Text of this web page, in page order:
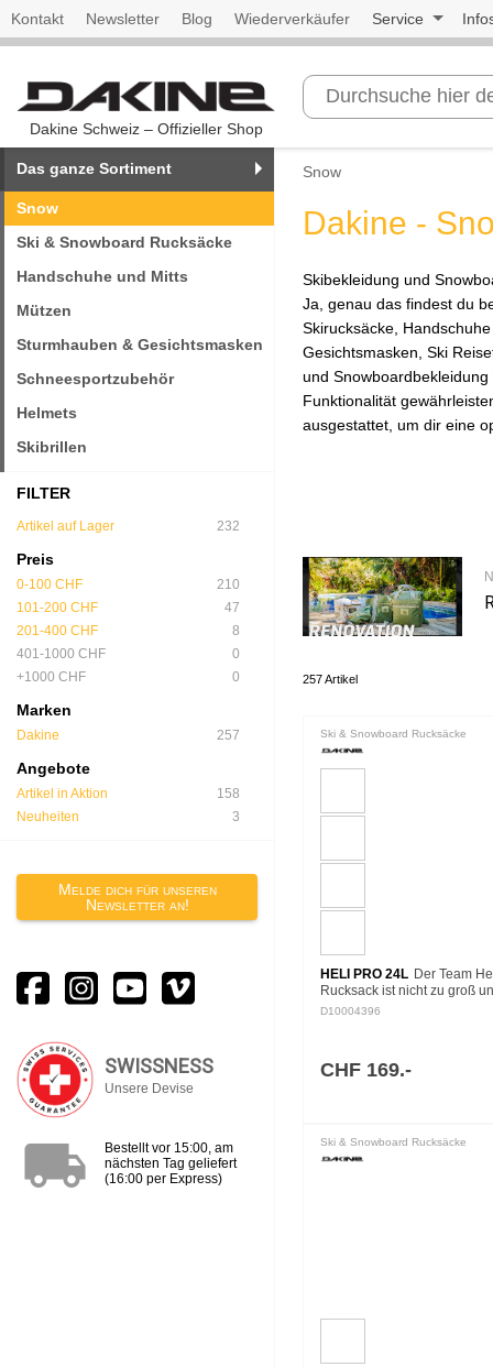
Kontakt Newsletter Blog Wiederverkäufer Service
Dakine Schweiz – Offizieller Shop
Das ganze Sortiment
Snow
Ski & Snowboard Rucksäcke
Handschuhe und Mitts
Mützen
Sturmhauben & Gesichtsmasken
Schneesportzubehör
Helmets
Skibrillen
FILTER
Artikel auf Lager 232
Preis
0-100 CHF
210
101-200 CHF
47
201-400 CHF
8
401-1000 CHF
0
+1000 CHF
0
Marken
Dakine 257
Angebote
Artikel in Aktion
158
Neuheiten
3
Melde dich für unseren
Newsletter an!
SWISSNESS
Unsere Devise
local_shipping
Bestellt vor 15:00, am
nächsten Tag geliefert
(16:00 per Express)
Snow
Dakine -
Skibekleidung und
Ja, genau das findest du
Skirucksäcke,
Gesichtsmasken, Ski
und
Funktionalität
ausgestattet, um dir eine
257 Artikel
Ski & Snowboard Rucksäcke
HELI PRO 24L Der Team
Rucksack ist nicht zu groß
zu klein und liegt direkt in der
D10004396
CHF 169.-
Ski & Snowboard Rucksäcke